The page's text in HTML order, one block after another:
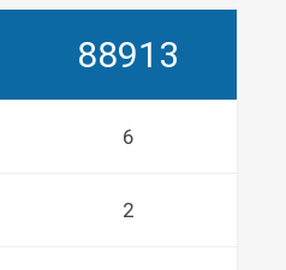
88913
6
2